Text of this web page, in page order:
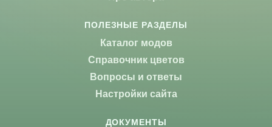
ПОЛЕЗНЫЕ РАЗДЕЛЫ
Каталог модов
Справочник цветов
Вопросы и ответы
Настройки сайта
ДОКУМЕНТЫ